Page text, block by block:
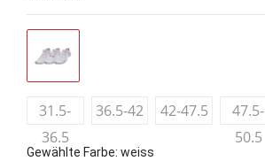
31.5-
36.5
36.5-42 42-47.5
47.5-
50.5
Gewählte Farbe: weiss